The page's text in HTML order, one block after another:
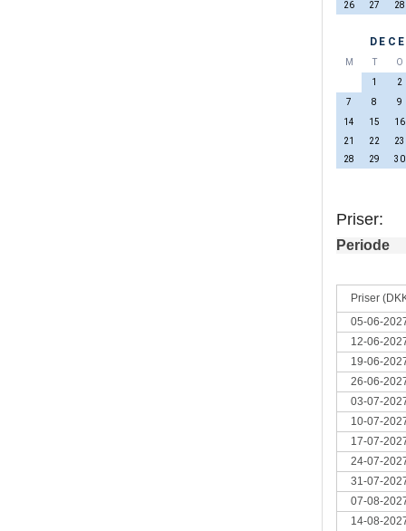
26
27 28
M T
O
1
2
7
8
9
14
15
16
21
22
23
28
29 30
Priser:
Periode
Priser
05-06-
12-06-
19-06-
26-06-
03-07-
10-07-
17-07-
24-07-
31-07-
07-08-
14-08-